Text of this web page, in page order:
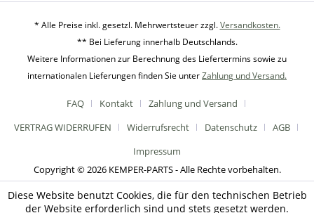
* Alle Preise inkl. gesetzl. Mehrwertsteuer zzgl.Versandkosten.
** Bei Lieferung innerhalb Deutschlands.
Weitere Informationen zur Berechnung des Liefertermins sowie zu
internationalen Lieferungen finden Sie unterZahlung und Versand.
FAQ Kontakt
Zahlung und Versand
VERTRAG WIDERRUFEN
Widerrufsrecht Datenschutz
AGB
Impressum
Copyright © 2026 KEMPER-PARTS - Alle Rechte vorbehalten.
Diese Website benutzt Cookies, die für den technischen Betrieb
der Website erforderlich sind und stets gesetzt werden.